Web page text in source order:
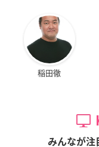
稲田徹
みんなが注